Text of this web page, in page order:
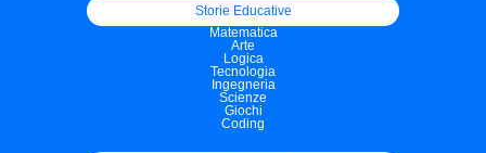
Storie Educative
Matematica
Arte
Logica
Tecnologia
Ingegneria
Scienze
Giochi
Coding